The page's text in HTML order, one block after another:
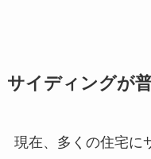
サイディングが
現在、多くの住宅に